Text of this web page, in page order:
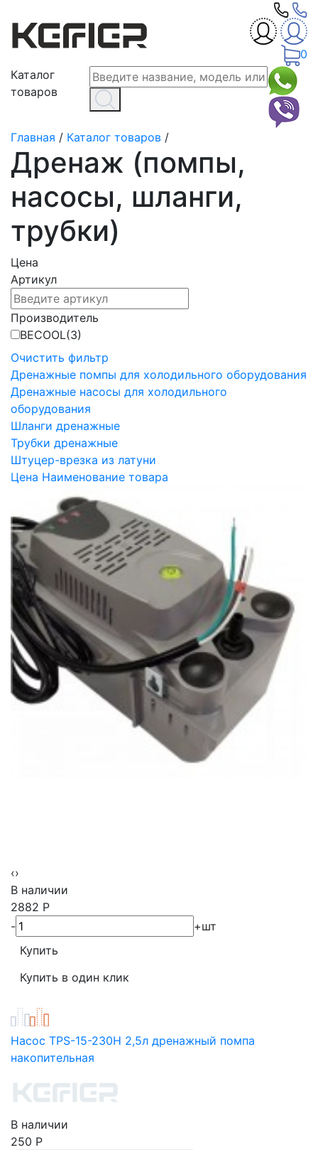
0
Каталог
товаров
Главная / Каталог товаров /
Дренаж (помпы,
насосы, шланги,
трубки)
Цена
Артикул
Производитель
BECOOL(3)
Очистить фильтр
Дренажные помпы для холодильного оборудования
Дренажные насосы для холодильного
оборудования
Шланги дренажные
Трубки дренажные
Штуцер-врезка из латуни
Цена Наименование товара
‹›
В наличии
2882 Р
-
+шт
Насос TPS-15-230H 2,5л дренажный помпа
накопительная
В наличии
250 Р